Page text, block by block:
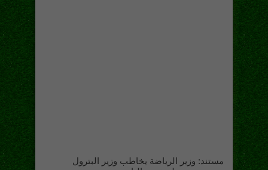
مستند: وزير الرياضة يخاطب وزير البترول